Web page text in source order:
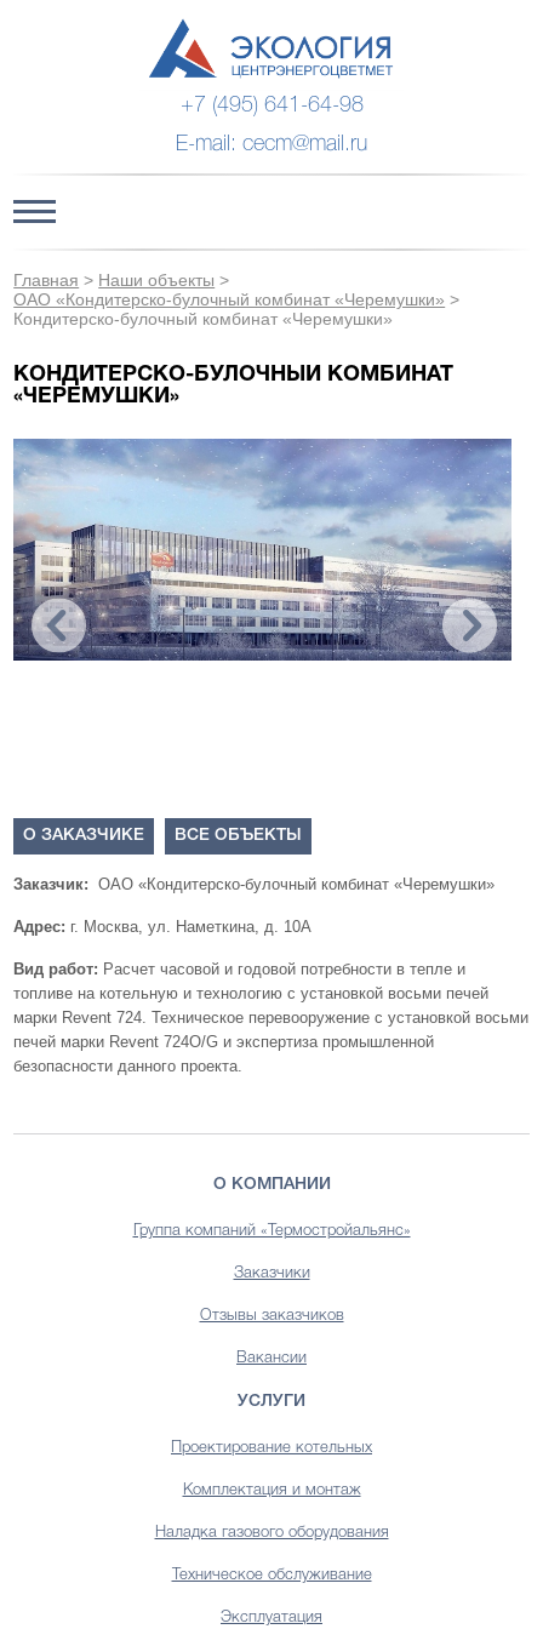
+7 (495) 641-64-98
E-mail: cecm@mail.ru
Главная > Наши объекты >
ОАО «Кондитерско-булочный комбинат «Черемушки» >
Кондитерско-булочный комбинат «Черемушки»
КОНДИТЕРСКО-БУЛОЧНЫЙ КОМБИНАТ
«ЧЕРЕМУШКИ»
О ЗАКАЗЧИКЕ ВСЕ ОБЪЕКТЫ
Заказчик: ОАО «Кондитерско-булочный комбинат «Черемушки»
Адрес: г. Москва, ул. Наметкина, д. 10А
Вид работ: Расчет часовой и годовой потребности в тепле и
топливе на котельную и технологию с установкой восьми печей
марки Revent 724. Техническое перевооружение с установкой восьми
печей марки Revent 724O/G и экспертиза промышленной
безопасности данного проекта.
О КОМПАНИИ
Группа компаний «Термостройальянс»
Заказчики
Отзывы заказчиков
Вакансии
УСЛУГИ
Проектирование котельных
Комплектация и монтаж
Наладка газового оборудования
Техническое обслуживание
Эксплуатация